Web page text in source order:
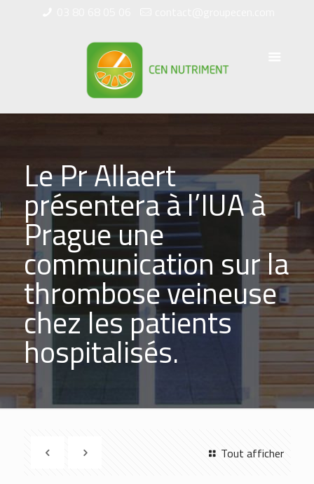
Le Pr Allaert
présentera à l’IUA à
Prague une
communication sur la
thrombose veineuse
chez les patients
hospitalisés.
Tout afficher